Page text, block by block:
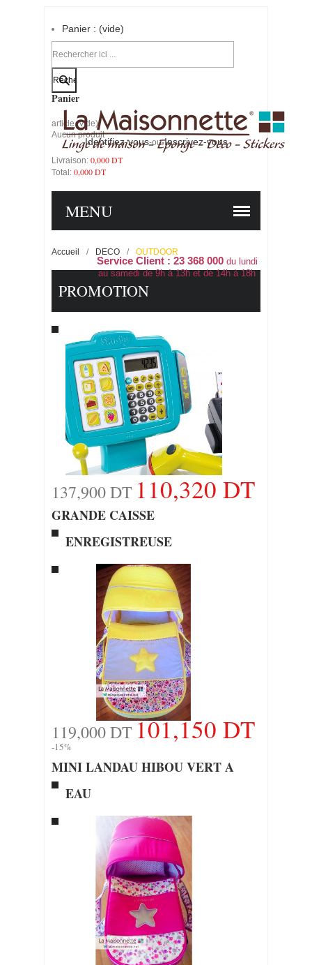
Identifiez-vous-ou-Inscrivez-vous
Panier : (vide)
Votre compte
Panier
article (vide)
Aucun produit
Livraison: 0,000 DT
Total: 0,000 DT
Service Client : 23 368 000du lundi
au samedi de 9h à 13h et de 14h à 18h
MENU
Accueil / DECO / OUTDOOR
PROMOTION
137,900 DT 110,320 DT
GRANDE CAISSE
ENREGISTREUSE
119,000 DT101,150 DT
-15%
MINI LANDAU HIBOU VERT A
EAU